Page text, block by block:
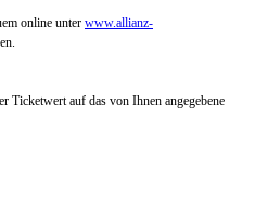
online unter www.allianz-
Ticketwert auf das von Ihnen angegebene